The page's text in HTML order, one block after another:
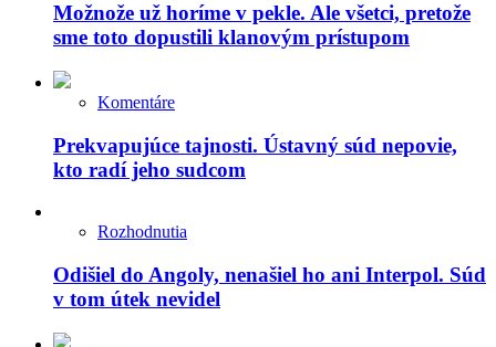
Možnože už horíme v pekle. Ale všetci, pretože
sme toto dopustili klanovým prístupom
Komentáre
Prekvapujúce tajnosti. Ústavný súd nepovie,
kto radí jeho sudcom
Rozhodnutia
Odišiel do Angoly, nenašiel ho ani Interpol. Súd
v tom útek nevidel